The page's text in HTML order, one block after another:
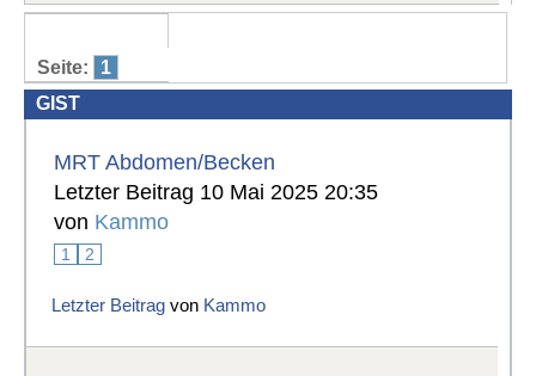
Seite:
1
GIST
MRT Abdomen/Becken
Letzter Beitrag 10 Mai 2025 20:35
von Kammo
1 2
Letzter Beitrag von Kammo